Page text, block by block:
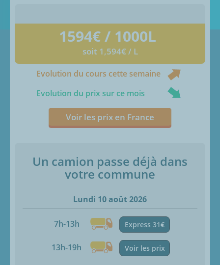
1594€ / 1000L
soit 1,594€ / L
Evolution du cours cette semaine
Evolution du prix sur ce mois
Voir les prix en France
Un camion passe déjà dans
votre commune
Lundi 10 août 2026
7h-13h Express 31€
13h-19h Voir les prix